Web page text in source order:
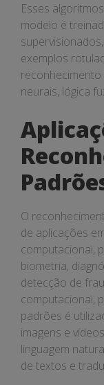
Esses
modelo é
exemplos
neurais, lógica
O
de aplicações
computacional,
biometria,
detecção de
computacional,
padrões é
imagens e
linguagem
de textos e